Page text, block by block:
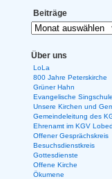
Beiträge
Über uns
LoLa
800 Jahre Peterskirche
Grüner Hahn
Evangelische
Unsere Kirchen und
Gemeindeleitung des
Ehrenamt im KGV
Offener Gesprächskreis
Besuchsdienstkreis
Gottesdienste
Offene Kirche
Ökumene